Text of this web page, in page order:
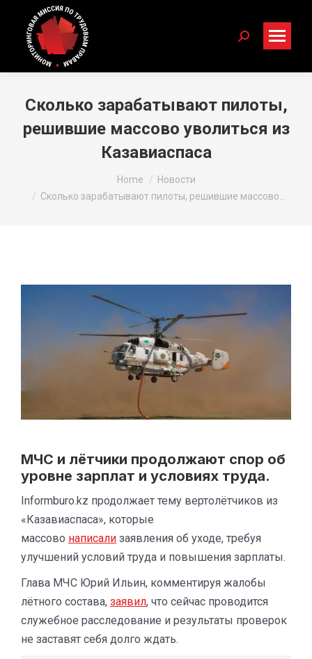
Search:
Сколько зарабатывают пилоты,
решившие массово уволиться из
Казавиаспаса
Home
Новости
Сколько зарабатывают пилоты, решившие массово…
МЧС и лётчики продолжают спор об
уровне зарплат и условиях труда.
Informburo.kz продолжает тему вертолётчиков из
«Казавиаспаса», которые
массово написали заявления об уходе, требуя
улучшений условий труда и повышения зарплаты.
Глава МЧС Юрий Ильин, комментируя жалобы
лётного состава, заявил, что сейчас проводится
служебное расследование и результаты проверок
не заставят себя долго ждать.